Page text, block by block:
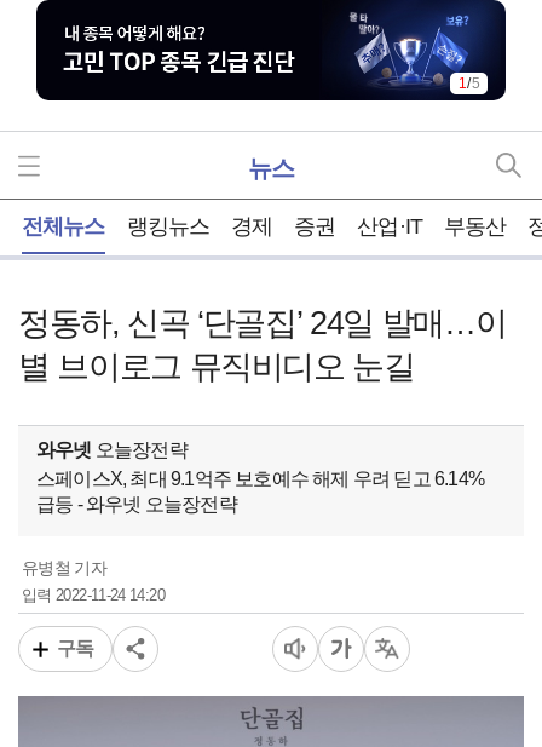
1/5
뉴스
전체뉴스 랭킹뉴스 경제 증권 산업·IT 부동산
정동하, 신곡 ‘단골집’ 24일 발매…이
별 브이로그 뮤직비디오 눈길
와우넷 오늘장전략
스페이스X, 최대 9.1억주 보호예수 해제 우려 딛고 6.14%
급등 - 와우넷 오늘장전략
유병철 기자
입력2022-11-24 14:20
구독